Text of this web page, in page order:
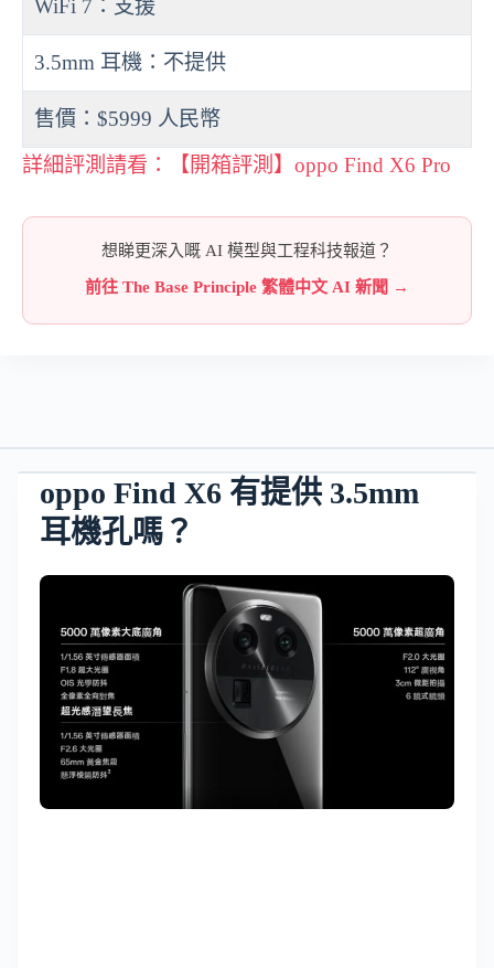
WiFi 7：支援
3.5mm 耳機：不提供
售價：$5999 人民幣
詳細評測請看：【開箱評測】oppo Find X6 Pro
想睇更深入嘅 AI 模型與工程科技報道？
前往 The Base Principle 繁體中文 AI 新聞 →
oppo Find X6 有提供 3.5mm
耳機孔嗎？